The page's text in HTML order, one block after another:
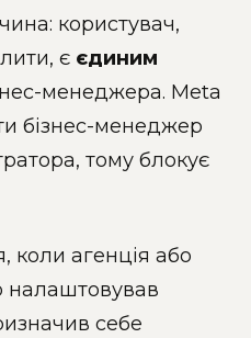
користувач,
є єдиним
менеджера. Meta
бізнес-менеджер
тому блокує
коли агенція або
налаштовував
себе